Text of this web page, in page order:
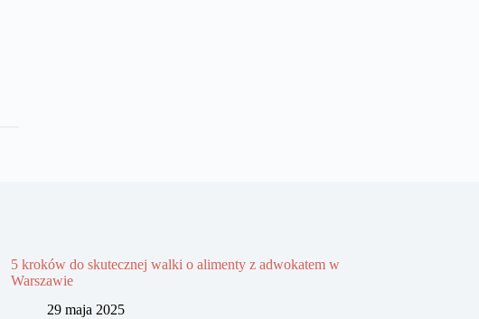
5 kroków do skutecznej walki o alimenty z adwokatem w
Warszawie
29 maja 2025